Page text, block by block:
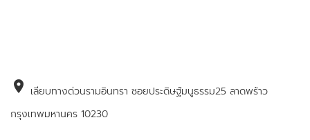
location_on เลียบทางด่วนรามอินทรา ซอยประดิษฐ์มนูธรรม25 ลาดพร้าว
กรุงเทพมหานคร 10230